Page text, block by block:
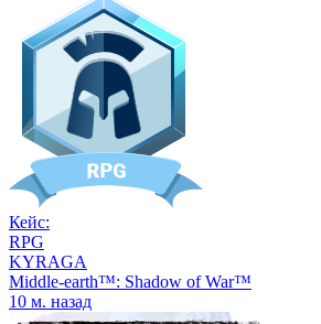
Кейс:
RPG
KYRAGA
Middle-earth™: Shadow of War™
10 м. назад